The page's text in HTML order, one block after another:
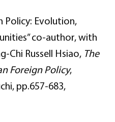
Policy: Evolution,
co-author, with
Chi Russell Hsiao, The
Foreign Policy,
pp.657-683,